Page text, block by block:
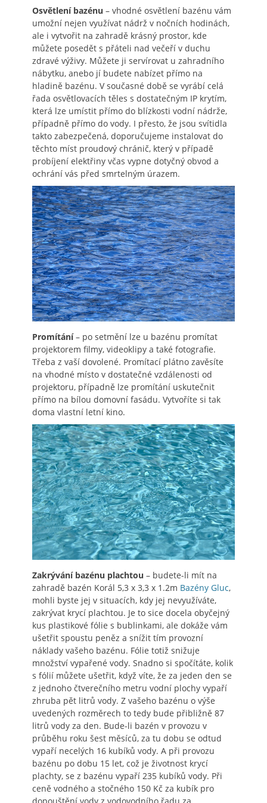
Osvětlení bazénu – vhodné osvětlení bazénu vám
umožní nejen využívat nádrž v nočních hodinách,
ale i vytvořit na zahradě krásný prostor, kde
můžete posedět s přáteli nad večeří v duchu
zdravé výživy. Můžete ji servírovat u zahradního
nábytku, anebo jí budete nabízet přímo na
hladině bazénu. V současné době se vyrábí celá
řada osvětlovacích těles s dostatečným IP krytím,
která lze umístit přímo do blízkosti vodní nádrže,
případně přímo do vody. I přesto, že jsou svítidla
takto zabezpečená, doporučujeme instalovat do
těchto míst proudový chránič, který v případě
probíjení elektřiny včas vypne dotyčný obvod a
ochrání vás před smrtelným úrazem.
Promítání– po setmění lze u bazénu promítat
projektorem filmy, videoklipy a také fotografie.
Třeba z vaší dovolené. Promítací plátno zavěsíte
na vhodné místo v dostatečné vzdálenosti od
projektoru, případně lze promítání uskutečnit
přímo na bílou domovní fasádu. Vytvoříte si tak
doma vlastní letní kino.
Zakrývání bazénu plachtou – budete-li mít na
zahradě bazén Korál 5,3 x 3,3 x 1.2m Bazény Gluc,
mohli byste jej v situacích, kdy jej nevyužíváte,
zakrývat krycí plachtou. Je to sice docela obyčejný
kus plastikové fólie s bublinkami, ale dokáže vám
ušetřit spoustu peněz a snížit tím provozní
náklady vašeho bazénu. Fólie totiž snižuje
množství vypařené vody. Snadno si spočítáte, kolik
s fólií můžete ušetřit, když víte, že za jeden den se
z jednoho čtverečního metru vodní plochy vypaří
zhruba pět litrů vody. Z vašeho bazénu o výše
uvedených rozměrech to tedy bude přibližně 87
litrů vody za den. Bude-li bazén v provozu v
průběhu roku šest měsíců, za tu dobu se odtud
vypaří necelých 16 kubíků vody. A při provozu
bazénu po dobu 15 let, což je životnost krycí
plachty, se z bazénu vypaří 235 kubíků vody. Při
ceně vodného a stočného 150 Kč za kubík pro
dopouštění vody z vodovodního řadu za